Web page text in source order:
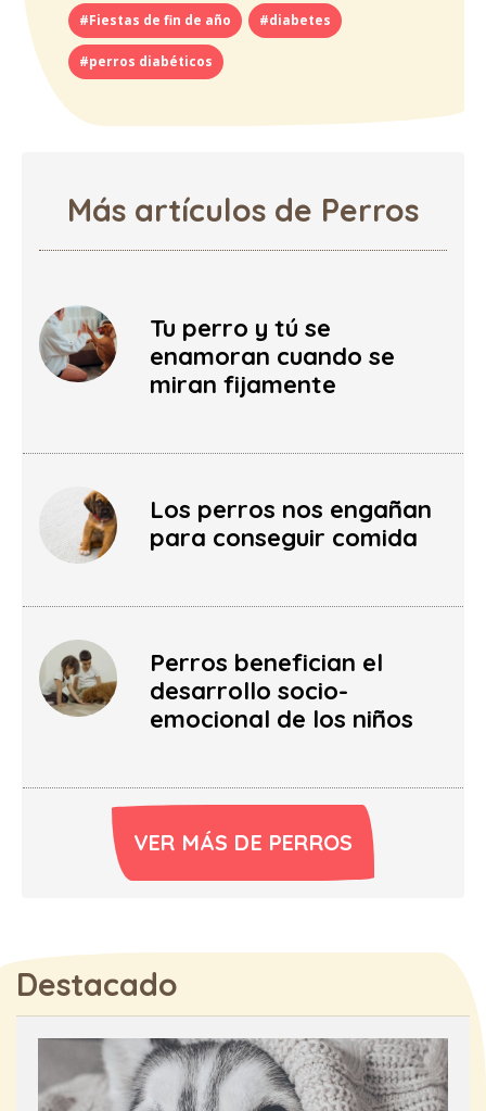
#Fiestas de fin de año #diabetes
#perros diabéticos
Más artículos de Perros
Tu perro y tú se
enamoran cuando se
miran fijamente
Los perros nos engañan
para conseguir comida
Perros benefician el
desarrollo socio-
emocional de los niños
VER MÁS DE PERROS
Destacado